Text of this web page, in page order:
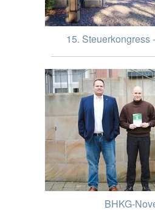
15. Steuerkongress
BHKG-